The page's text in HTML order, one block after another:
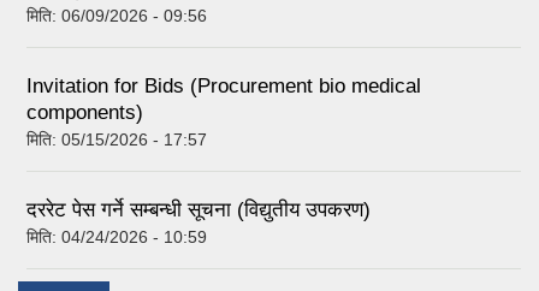
मिति: 06/09/2026 - 09:56
Invitation for Bids (Procurement bio medical
components)
मिति: 05/15/2026 - 17:57
दररेट पेस गर्ने सम्बन्धी सूचना (विद्युतीय उपकरण)
मिति: 04/24/2026 - 10:59